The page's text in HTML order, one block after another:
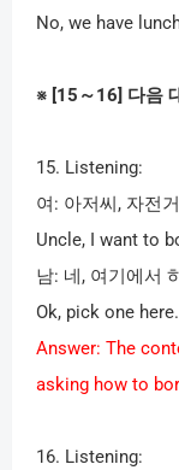
No, we have
※ [15 ～16] 다음
15. Listening:
여 : 아저씨 , 자전
Uncle, I want to
남: 네 , 여기에서
Ok, pick one here.
Answer: The
asking how to
16. Listening: